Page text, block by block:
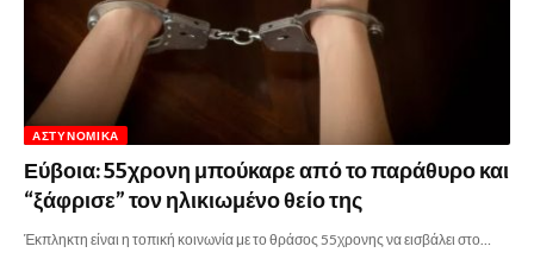
ΑΣΤΥΝΟΜΙΚΆ
Εύβοια: 55χρονη μπούκαρε από το παράθυρο και
“ξάφρισε” τον ηλικιωμένο θείο της
Έκπληκτη είναι η τοπική κοινωνία με το θράσος 55χρονης να εισβάλει στο…